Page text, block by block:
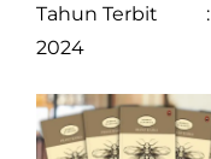
Tahun Terbit :
2024